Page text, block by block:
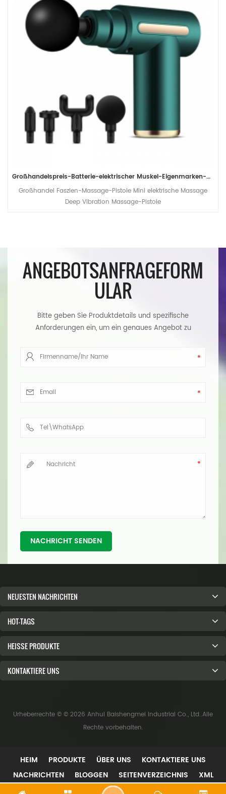
Großhandelspreis-Batterie-elektrischer Muskel-Eigenmarken-Handsport-professionelle Massage-Pistole
Großhandel Faszien-Massage-Pistole Mini elektrische Massage
Deep Vibration Massage-Pistole
ANGEBOTSANFRAGEFORM
ULAR
Bitte geben Sie Produktdetails und spezifische
Anforderungen ein, um ein genaues Angebot zu
antworten.
NACHRICHT SENDEN
NEUESTEN NACHRICHTEN
HOT-TAGS
HEISSE PRODUKTE
KONTAKTIERE UNS
Urheberrechte © © 2026 Anhui Baishengmei Industrial Co., Ltd..Alle
Rechte vorbehalten.
HEIM PRODUKTE ÜBER UNS
KONTAKTIERE UNS
NACHRICHTEN
BLOGGEN SEITENVERZEICHNIS XML